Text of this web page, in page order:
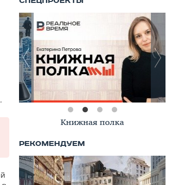
Книжная полка